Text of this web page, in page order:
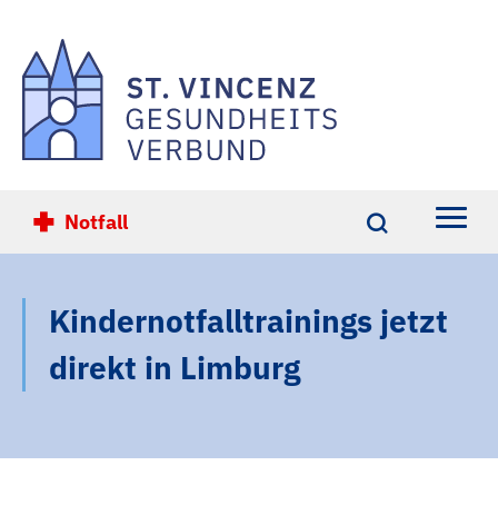
Notfall
Übersicht
Kindernotfalltrainings jetzt
direkt in Limburg